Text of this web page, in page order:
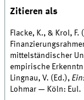
Zitieren als
Flacke, K., & Krol,
mittelständischer
empirische
Lingnau, V. (Ed.),
Lohmar — Köln: Eul.